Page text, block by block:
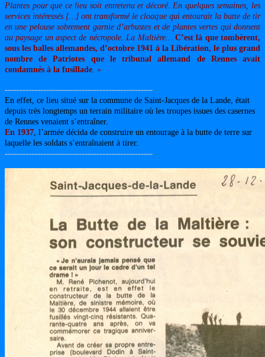
Plantes pour que ce lieu soit entretenu et décoré. En quelques semaines, les
services intéressés […] ont transformé le cloaque qui entourait la butte de tir
en une pelouse sobrement garnie d’arbustes et de plantes vertes qui donnent
au paysage un aspect de nécropole. La Maltière… C’est là que tombèrent,
sous les balles allemandes, d’octobre 1941 à la Libération, le plus grand
nombre de Patriotes que le tribunal allemand de Rennes avait
condamnés à la fusillade . »
--------------------------------------------------
En effet, ce lieu situé sur la commune de Saint-Jacques de la Lande, était
depuis très longtemps un terrain militaire où les troupes issues des casernes
de Rennes venaient s’entraîner.
En 1937 , l’armée décida de construire un entourage à la butte de terre sur
laquelle les soldats s’entraînaient à tirer.
--------------------------------------------------